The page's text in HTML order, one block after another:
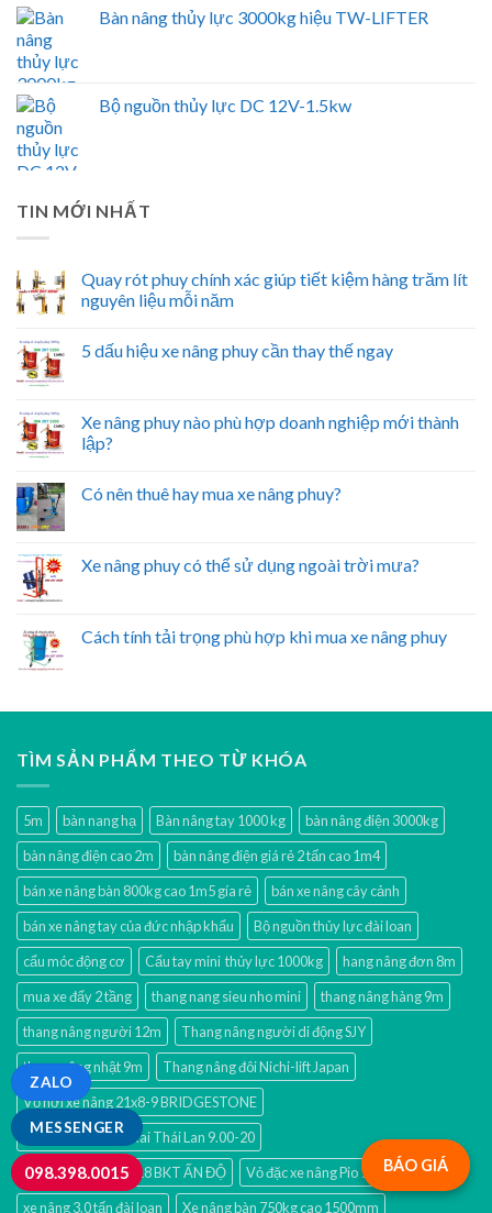
MESSENGER
ZALO
098.398.0015
Bàn nâng thủy lực 3000kg hiệu TW-LIFTER
Bộ nguồn thủy lực DC 12V-1.5kw
TIN MỚI NHẤT
Quay rót phuy chính xác giúp tiết kiệm hàng trăm lít
nguyên liệu mỗi năm
5 dấu hiệu xe nâng phuy cần thay thế ngay
Xe nâng phuy nào phù hợp doanh nghiệp mới thành
lập?
Có nên thuê hay mua xe nâng phuy?
Xe nâng phuy có thể sử dụng ngoài trời mưa?
Cách tính tải trọng phù hợp khi mua xe nâng phuy
TÌM SẢN PHẨM THEO TỪ KHÓA
5m bàn nang hạ Bàn nâng tay 1000 kg
bàn nâng điện 3000kg
bàn nâng điện cao 2m
bàn nâng điện giá rẻ 2 tấn cao 1m4
bán xe nâng bàn 800kg cao 1m5 gía rẻ
bán xe nâng cây cảnh
bán xe nâng tay của đức nhập khẩu
Bộ nguồn thủy lực đài loan
cẩu móc động cơ
Cẩu tay mini thủy lực 1000kg
hang nâng đơn 8m
mua xe đẩy 2 tầng
thang nang sieu nho mini
thang nâng hàng 9m
thang nâng người 12m
Thang nâng người di động SJY
thang nâng nhật 9m
Thang nâng đôi Nichi-lift Japan
Vỏ hơi xe nâng 21x8-9 BRIDGESTONE
Vỏ hơi xe nâng Tokai Thái Lan 9.00-20
Vỏ xúc lật 15.5/80-18 BKT ẤN ĐỘ
Vỏ đặc xe nâng Pio 10.00-20
xe nâng 3.0 tấn đài loan
Xe nâng bàn 750kg cao 1500mm
BÁO GIÁ